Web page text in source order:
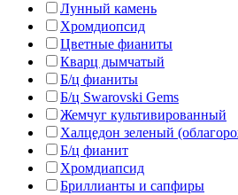
Лунный камень
Хромдиопсид
Цветные фианиты
Кварц дымчатый
Б/ц фианиты
Б/ц Swarovski Gems
Жемчуг культивированный
Халцедон зеленый
Б/ц фианит
Хромдиапсид
Бриллианты и сапфиры